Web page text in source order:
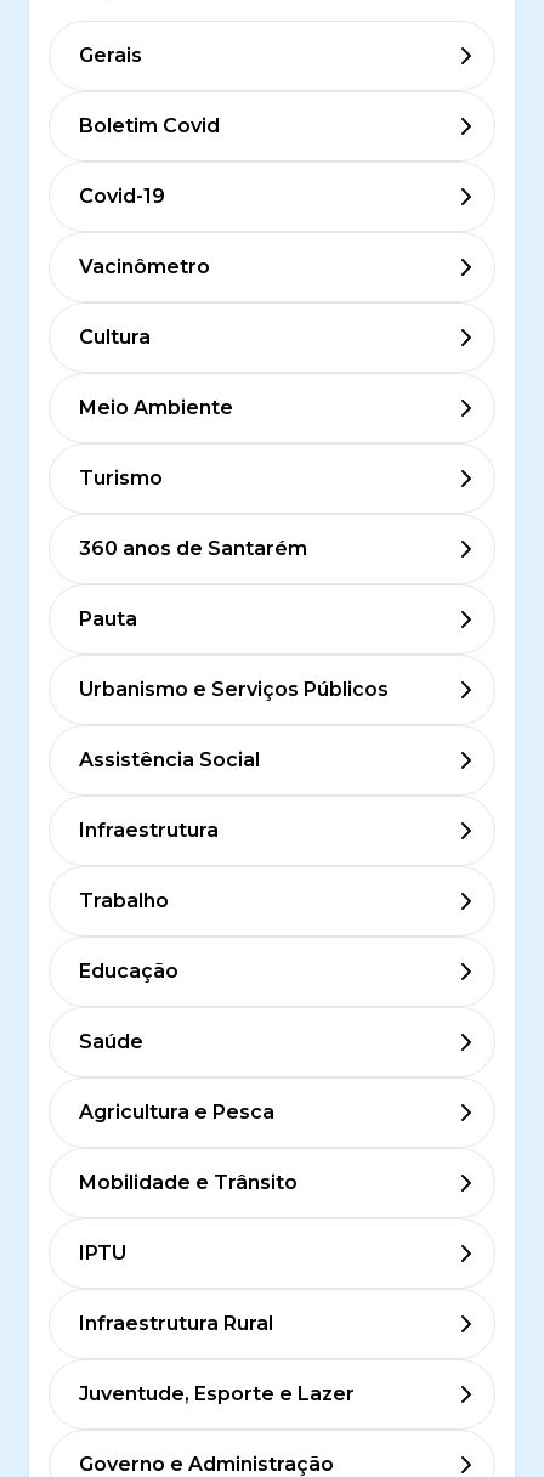
Gerais
Boletim Covid
Covid-19
Vacinômetro
Cultura
Meio Ambiente
Turismo
360 anos de Santarém
Pauta
Urbanismo e Serviços Públicos
Assistência Social
Infraestrutura
Trabalho
Educação
Saúde
Agricultura e Pesca
Mobilidade e Trânsito
IPTU
Infraestrutura Rural
Juventude, Esporte e Lazer
Governo e Administração